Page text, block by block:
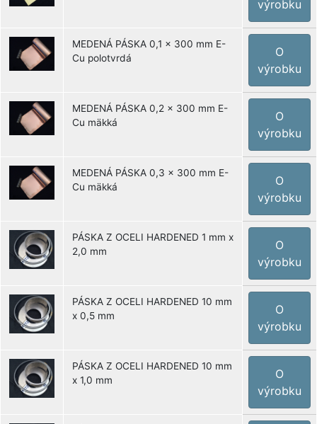
výrobku
MEDENÁ PÁSKA 0,1 x 300 mm E-
Cu polotvrdá
O
výrobku
MEDENÁ PÁSKA 0,2 x 300 mm E-
Cu mäkká
O
výrobku
MEDENÁ PÁSKA 0,3 x 300 mm E-
Cu mäkká
O
výrobku
PÁSKA Z OCELI HARDENED 1 mm x
2,0 mm
O
výrobku
PÁSKA Z OCELI HARDENED 10 mm
x 0,5 mm
O
výrobku
PÁSKA Z OCELI HARDENED 10 mm
x 1,0 mm
O
výrobku